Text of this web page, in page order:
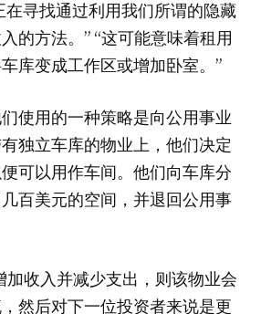
寻找通过利用我们所谓的隐藏
的方法。” “这可能意味着租用
库变成工作区或增加卧室。”
使用的一种策略是向公用事业
独立车库的物业上，他们决定
可以用作车间。他们向车库分
百美元的空间，并退回公用事
收入并减少支出，则该物业会
然后对下一位投资者来说是更